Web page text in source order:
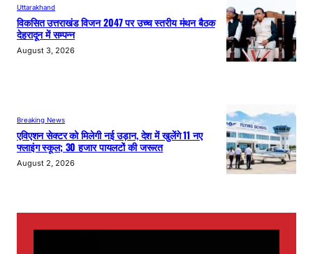
Uttarakhand
विकसित उत्तराखंड विजन 2047 पर उच्च स्तरीय मंथन बैठक
देहरादून में सम्पन्न
August 3, 2026
Breaking News
एविएशन सेक्टर को मिलेगी नई उड़ान, देश में खुलेंगे 11 नए
फ्लाइंग स्कूल; 30 हजार पायलटों की जरूरत
August 2, 2026